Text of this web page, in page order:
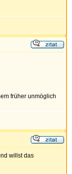
früher unmöglich
willst das